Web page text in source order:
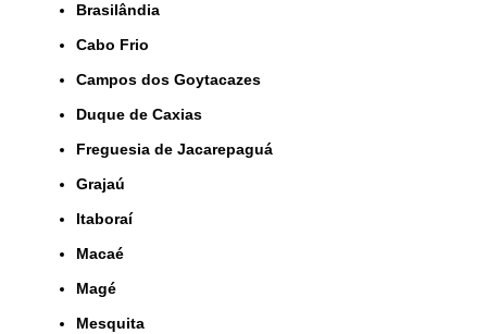
Brasilândia
Cabo Frio
Campos dos Goytacazes
Duque de Caxias
Freguesia de Jacarepaguá
Grajaú
Itaboraí
Macaé
Magé
Mesquita